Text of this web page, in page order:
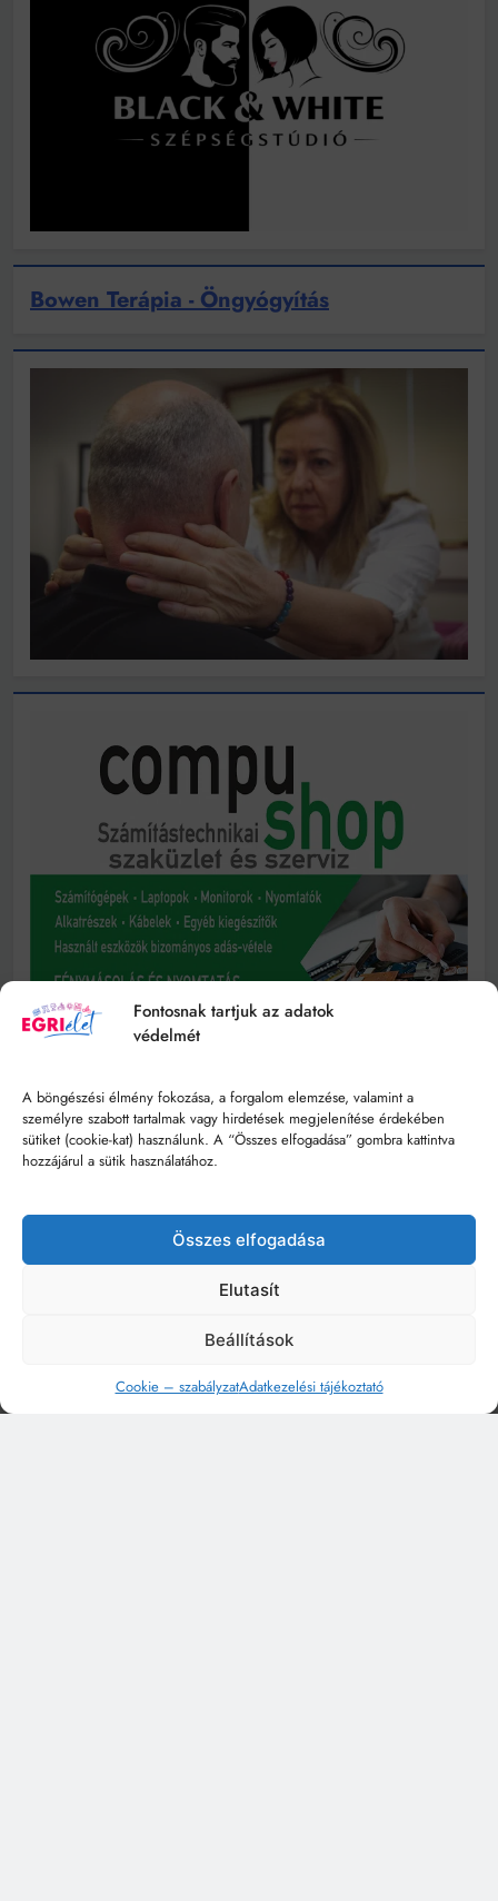
Fontosnak tartjuk az adatok
védelmét
A böngészési élmény fokozása, a forgalom elemzése, valamint a
személyre szabott tartalmak vagy hirdetések megjelenítése érdekében
sütiket (cookie-kat) használunk. A “Összes elfogadása” gombra kattintva
hozzájárul a sütik használatához.
Összes elfogadása
Elutasít
Beállítások
Cookie – szabályzatAdatkezelési tájékoztató
Bowen Terápia - Öngyógyítás